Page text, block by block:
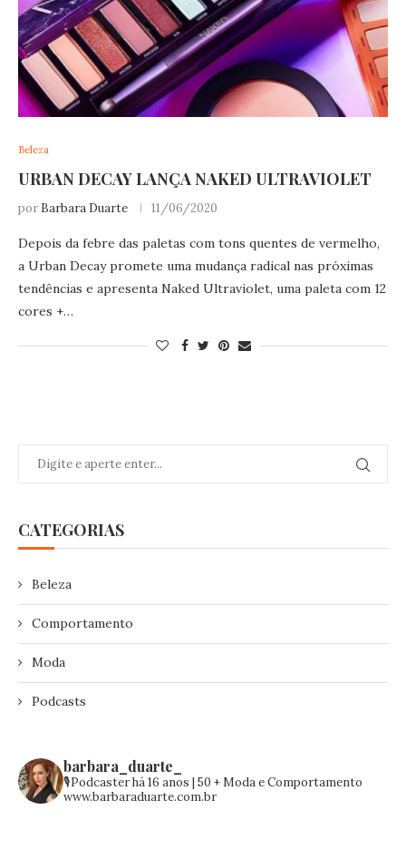
Beleza
URBAN DECAY LANÇA NAKED ULTRAVIOLET
por Barbara Duarte 11/06/2020
Depois da febre das paletas com tons quentes de vermelho,
a Urban Decay promete uma mudança radical nas próximas
tendências e apresenta Naked Ultraviolet, uma paleta com 12
cores +…
CATEGORIAS
Beleza
Comportamento
Moda
Podcasts
barbara_duarte_
🎙️Podcaster há 16 anos | 50 +Moda e Comportamento
www.barbaraduarte.com.br